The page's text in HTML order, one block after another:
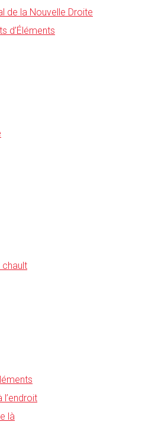
de la Nouvelle Droite
d’Éléments
chault
l’endroit
là